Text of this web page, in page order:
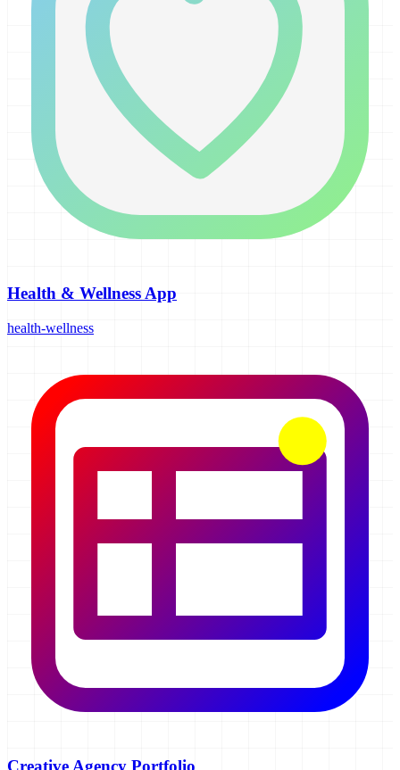
Health & Wellness App
health-wellness
Creative Agency Portfolio